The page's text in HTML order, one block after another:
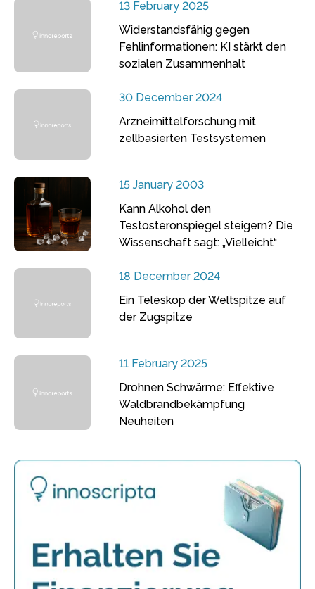
13 February 2025
Widerstandsfähig gegen
Fehlinformationen: KI stärkt den
sozialen Zusammenhalt
30 December 2024
Arzneimittelforschung mit
zellbasierten Testsystemen
15 January 2003
Kann Alkohol den
Testosteronspiegel steigern? Die
Wissenschaft sagt: „Vielleicht“
18 December 2024
Ein Teleskop der Weltspitze auf
der Zugspitze
11 February 2025
Drohnen Schwärme: Effektive
Waldbrandbekämpfung
Neuheiten